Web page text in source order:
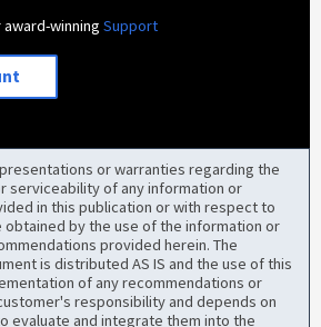
award-winningSupport
or warranties regarding the
serviceability of any information or
in this publication or with respect to
obtained by the use of the information or
provided herein. The
is distributed AS IS and the use of this
of any recommendations or
responsibility and depends on
evaluate and integrate them into the